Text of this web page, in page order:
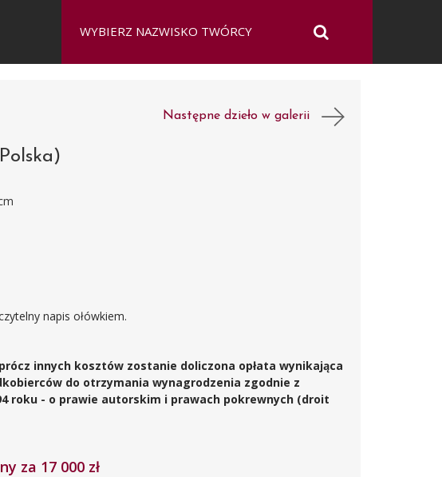
Następne dzieło w galerii
napis ołówkiem.
innych kosztów zostanie doliczona opłata wynikająca
do otrzymania wynagrodzenia zgodnie z
roku - o prawie autorskim i prawach pokrewnych (droit
za 17 000 zł